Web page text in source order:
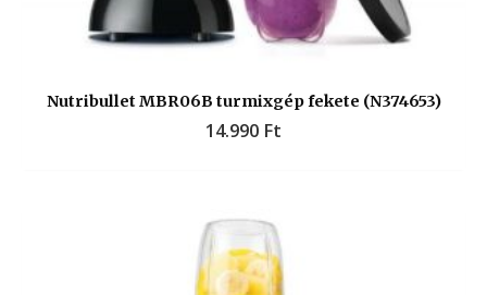
Nutribullet MBR06B turmixgép fekete (N374653)
14.990 Ft